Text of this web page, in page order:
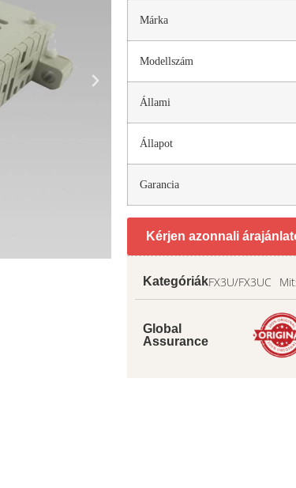
Márka
Modellszám
Állami
Állapot
Garancia
Kérjen azonnali
KategóriákFX3U/FX3UC
Global
Assurance